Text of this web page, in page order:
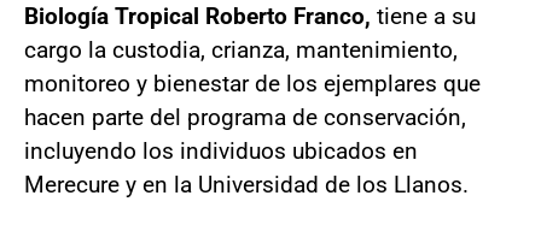
Biología Tropical Roberto Franco, tiene a su
cargo la custodia, crianza, mantenimiento,
monitoreo y bienestar de los ejemplares que
hacen parte del programa de conservación,
incluyendo los individuos ubicados en
Merecure y en la Universidad de los Llanos.